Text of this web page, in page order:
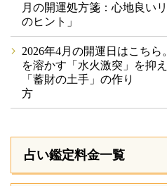
占い鑑定料金一覧
月の開運処方箋：心地良い
のヒント」
2026年4月の開運日はこち
を溶かす「水火激突」を抑
「蓄財の土手」の作り